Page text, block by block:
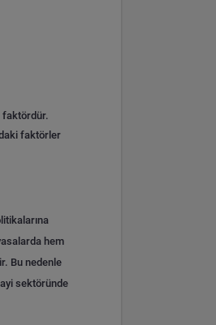
faktördür.
faktörler
hem
Bu nedenle
sektöründe